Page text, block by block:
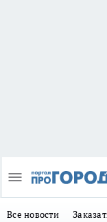
Все новости